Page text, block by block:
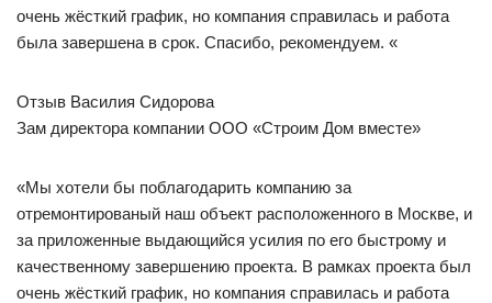
очень жёсткий график, но компания справилась и работа
была завершена в срок. Спасибо, рекомендуем. «
Отзыв Василия Сидорова
Зам директора компании ООО «Строим Дом вместе»
«Мы хотели бы поблагодарить компанию за
отремонтированый наш объект расположенного в Москве, и
за приложенные выдающийся усилия по его быстрому и
качественному завершению проекта. В рамках проекта был
очень жёсткий график, но компания справилась и работа